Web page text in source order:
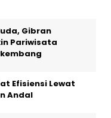
Gibran
Pariwisata
Efisiensi Lewat
Andal